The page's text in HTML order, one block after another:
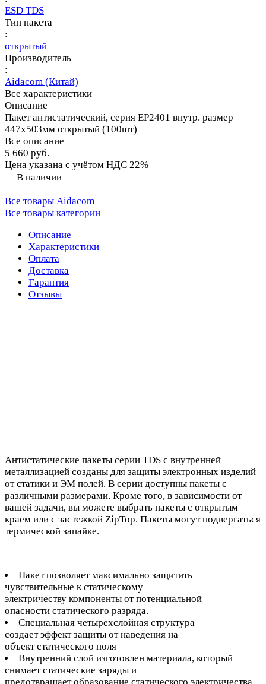
ESD TDS
Тип пакета
:
открытый
Производитель
:
Aidacom (Китай)
Все характеристики
Описание
Пакет антистатический, серия EP2401 внутр. размер
447х503мм открытый (100шт)
Все описание
5 660 руб.
Цена указана с учётом НДС 22%
В наличии
Все товары Aidacom
Все товары категории
Описание
Характеристики
Оплата
Доставка
Гарантия
Отзывы
Антистатические пакеты серии TDS с внутренней
металлизацией созданы для защиты электронных изделий
от статики и ЭМ полей. В серии доступны пакеты с
различными размерами. Кроме того, в зависимости от
вашей задачи, вы можете выбрать пакеты с открытым
краем или с застежкой ZipTop. Пакеты могут подвергаться
термической запайке.
Пакет позволяет максимально защитить
чувствительные к статическому
электричеству компоненты от потенциальной
опасности статического разряда.
Специальная четырехслойная структура
создает эффект защиты от наведения на
объект статического поля
Внутренний слой изготовлен материала, который
снимает статические заряды и